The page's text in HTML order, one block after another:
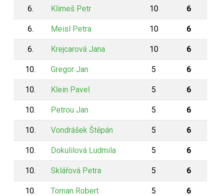
6. Klimeš Petr 10 6
6. Meisl Petra 10 6
6. Krejcarová Jana 10 6
10. Gregor Jan 5 6
10. Klein Pavel 5 6
10. Petrou Jan 5 6
10. Vondrášek Štěpán 5 6
10. Dokulilová Ludmila 5 6
10. Sklářová Petra 5 6
10. Toman Robert 5 6